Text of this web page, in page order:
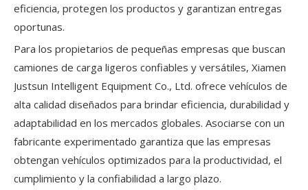
eficiencia, protegen los productos y garantizan entregas
oportunas.
Para los propietarios de pequeñas empresas que buscan
camiones de carga ligeros confiables y versátiles, Xiamen
Justsun Intelligent Equipment Co., Ltd. ofrece vehículos de
alta calidad diseñados para brindar eficiencia, durabilidad y
adaptabilidad en los mercados globales. Asociarse con un
fabricante experimentado garantiza que las empresas
obtengan vehículos optimizados para la productividad, el
cumplimiento y la confiabilidad a largo plazo.